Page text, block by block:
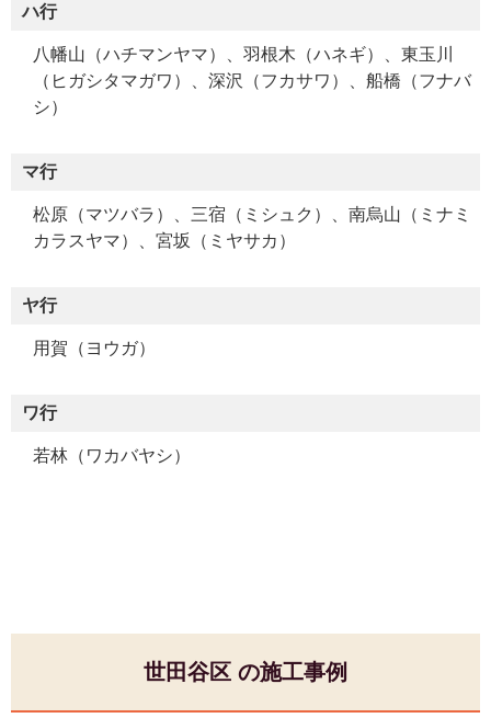
ハ行
八幡山（ハチマンヤマ）、羽根木（ハネギ）、東玉川
（ヒガシタマガワ）、深沢（フカサワ）、船橋（フナバ
シ）
マ行
松原（マツバラ）、三宿（ミシュク）、南烏山（ミナミ
カラスヤマ）、宮坂（ミヤサカ）
ヤ行
用賀（ヨウガ）
ワ行
若林（ワカバヤシ）
世田谷区 の施工事例